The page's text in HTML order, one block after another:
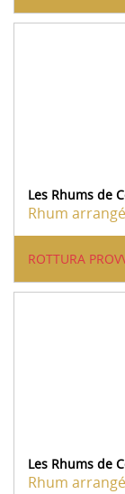
Les Rhums de
Rhum arrangé
ROTTURA
Les Rhums de
Rhum arrangé